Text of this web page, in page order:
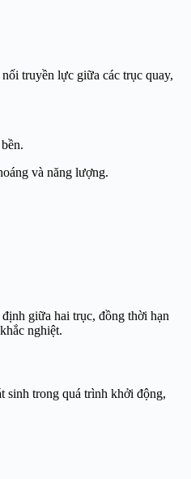
truyền lực giữa các trục quay,
và năng lượng.
giữa hai trục, đồng thời hạn
nghiệt.
sinh trong quá trình khởi động,